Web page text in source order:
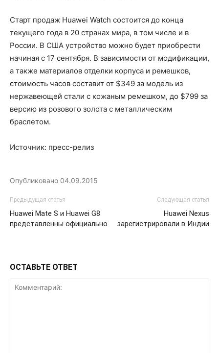
Старт продаж Huawei Watch состоится до конца
текущего года в 20 странах мира, в том числе и в
России. В США устройство можно будет приобрести
начиная с 17 сентября. В зависимости от модификации,
а также материалов отделки корпуса и ремешков,
стоимость часов составит от $349 за модель из
нержавеющей стали с кожаным ремешком, до $799 за
версию из розового золота с металлическим
браслетом.
Источник: пресс-релиз
Опубликовано 04.09.2015
Предыдущая статья
Huawei Mate S и Huawei G8
представленны официально
Следующая статья
Huawei Nexus
зарегистрировали в Индии
ОСТАВЬТЕ ОТВЕТ